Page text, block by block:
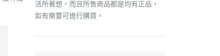
活所著想，而且所售商品都是均有正品，
如有需要可進行購買。